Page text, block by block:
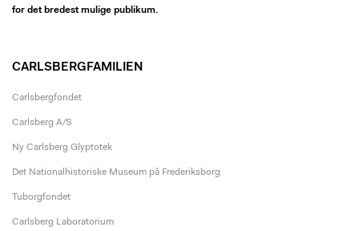
for det bredest mulige publikum.
CARLSBERGFAMILIEN
Carlsbergfondet
Carlsberg A/S
Ny Carlsberg Glyptotek
Det Nationalhistoriske Museum på Frederiksborg
Tuborgfondet
Carlsberg Laboratorium